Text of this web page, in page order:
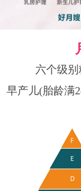
六个级
早产儿(胎龄满